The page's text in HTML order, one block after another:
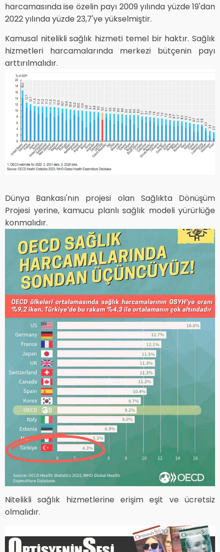
harcamasında ise özelin payı 2009 yılında yüzde 19'dan
2022 yılında yüzde 23,7'ye yükselmiştir.
Kamusal nitelikli sağlık hizmeti temel bir haktır. Sağlık
hizmetleri harcamalarında merkezi bütçenin payı
arttırılmalıdır.
Dünya Bankası'nın projesi olan Sağlıkta Dönüşüm
Projesi yerine, kamucu planlı sağlık modeli yürürlüğe
konmalıdır.
Nitelikli sağlık hizmetlerine erişim eşit ve ücretsiz
olmalıdır.